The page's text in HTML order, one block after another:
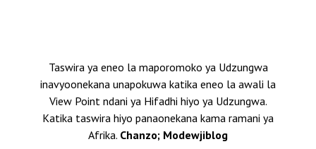
Taswira ya eneo la maporomoko ya Udzungwa
inavyoonekana unapokuwa katika eneo la awali la
View Point ndani ya Hifadhi hiyo ya Udzungwa.
Katika taswira hiyo panaonekana kama ramani ya
Afrika. Chanzo; Modewjiblog